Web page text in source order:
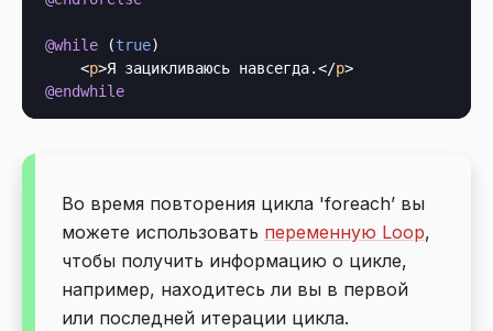
@while (true)
<p>Я зацикливаюсь навсегда.</p>
@endwhile
Во время повторения цикла 'foreach’ вы
можете использовать переменную Loop,
чтобы получить информацию о цикле,
например, находитесь ли вы в первой
или последней итерации цикла.